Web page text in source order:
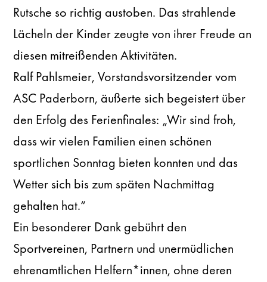
Rutsche so richtig austoben. Das strahlende
Lächeln der Kinder zeugte von ihrer Freude an
diesen mitreißenden Aktivitäten.
Ralf Pahlsmeier, Vorstandsvorsitzender vom
ASC Paderborn, äußerte sich begeistert über
den Erfolg des Ferienfinales: „Wir sind froh,
dass wir vielen Familien einen schönen
sportlichen Sonntag bieten konnten und das
Wetter sich bis zum späten Nachmittag
gehalten hat.“
Ein besonderer Dank gebührt den
Sportvereinen, Partnern und unermüdlichen
ehrenamtlichen Helfern*innen, ohne deren